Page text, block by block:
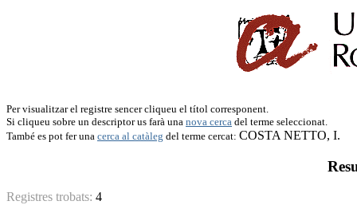
Per visualitzar el registre sencer cliqueu el títol corresponent.
Si cliqueu sobre un descriptor us farà una nova cerca del terme seleccionat.
També es pot fer una cerca al catàleg del terme cercat: COSTA NETTO, I.
Registres trobats: 4